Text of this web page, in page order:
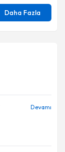
Daha Fazla
Devamı